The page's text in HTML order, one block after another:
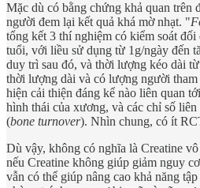
Mặc dù có bằng chứng khả quan trên
người đem lại kết quả khá mờ nhạt. "
tổng kết 3 thí nghiệm có kiểm soát
tuổi, với liều sử dụng từ 1g/ngày đến
duy trì sau đó, và thời lượng kéo dài
thời lượng dài và có lượng người
hiện cải thiện đáng kể nào liên quan
hình thái của xương, và các chỉ số
(bone turnover). Nhìn chung, có ít
Dù vậy, không có nghĩa là Creatine
nếu Creatine không giúp giảm nguy
vẫn có thể giúp nâng cao khả năng